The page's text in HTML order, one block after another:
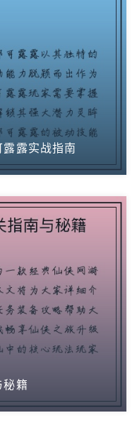
露实战指南
秘籍